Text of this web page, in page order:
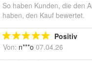
So haben Kunden, die den
haben, den Kauf bewertet.
Positiv
Von: n***o 07.04.26